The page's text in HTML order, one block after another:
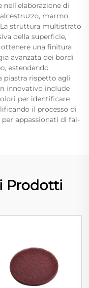
nell'elaborazione di
marmo,
struttura multistrato
della superficie,
una finitura
avanzata dei bordi
estendendo
piastra rispetto agli
innovativo include
per identificare
il processo di
appassionati di fai-
Prodotti